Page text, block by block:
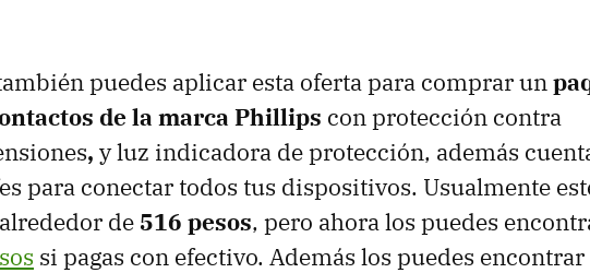
puedes aplicar esta oferta para comprar un
de la marca Phillips con protección contra
, y luz indicadora de protección, además
para conectar todos tus dispositivos. Usualmente
de 516 pesos, pero ahora los puedes
si pagas con efectivo. Además los puedes